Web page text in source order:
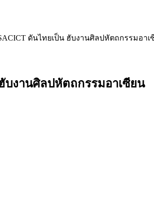
ดันไทยเป็น ฮับงานศิลปหัตถกรรมอาเ
งานศิลปหัตถกรรมอาเซียน